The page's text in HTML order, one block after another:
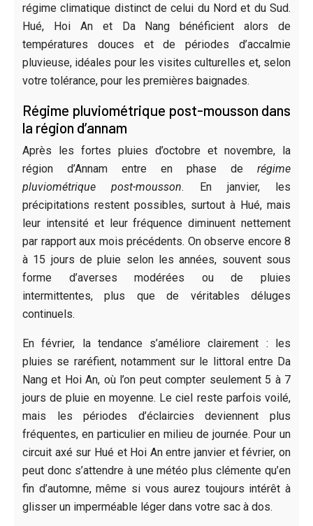
régime climatique distinct de celui du Nord et du Sud.
Hué, Hoi An et Da Nang bénéficient alors de
températures douces et de périodes d’accalmie
pluvieuse, idéales pour les visites culturelles et, selon
votre tolérance, pour les premières baignades.
Régime pluviométrique post-mousson dans
la région d’annam
Après les fortes pluies d’octobre et novembre, la
région d’Annam entre en phase de régime
pluviométrique post-mousson. En janvier, les
précipitations restent possibles, surtout à Hué, mais
leur intensité et leur fréquence diminuent nettement
par rapport aux mois précédents. On observe encore 8
à 15 jours de pluie selon les années, souvent sous
forme d’averses modérées ou de pluies
intermittentes, plus que de véritables déluges
continuels.
En février, la tendance s’améliore clairement : les
pluies se raréfient, notamment sur le littoral entre Da
Nang et Hoi An, où l’on peut compter seulement 5 à 7
jours de pluie en moyenne. Le ciel reste parfois voilé,
mais les périodes d’éclaircies deviennent plus
fréquentes, en particulier en milieu de journée. Pour un
circuit axé sur Hué et Hoi An entre janvier et février, on
peut donc s’attendre à une météo plus clémente qu’en
fin d’automne, même si vous aurez toujours intérêt à
glisser un imperméable léger dans votre sac à dos.